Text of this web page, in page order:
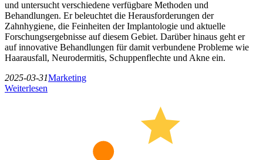
und untersucht verschiedene verfügbare Methoden und
Behandlungen. Er beleuchtet die Herausforderungen der
Zahnhygiene, die Feinheiten der Implantologie und aktuelle
Forschungsergebnisse auf diesem Gebiet. Darüber hinaus geht er
auf innovative Behandlungen für damit verbundene Probleme wie
Haarausfall, Neurodermitis, Schuppenflechte und Akne ein.
2025-03-31Marketing
Weiterlesen